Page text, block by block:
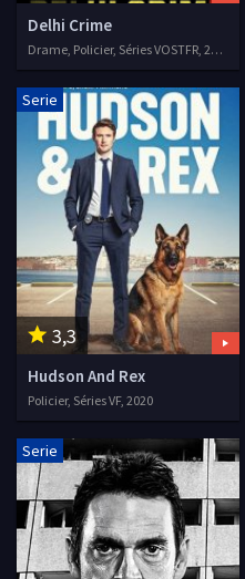
Delhi Crime
Drame, Policier, Séries VOSTFR, 2019
3,3
Serie
Hudson And Rex
Policier, Séries VF, 2020
Serie